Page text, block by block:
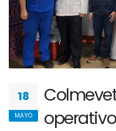
18
MAYO